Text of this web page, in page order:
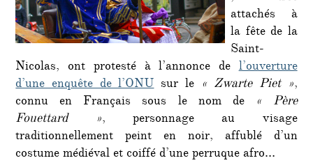
attachés à
la fête de la
Saint-
Nicolas, ont protesté à l’annonce del’ouverture
d’une enquête de l’ONUsur le« Zwarte Piet »,
connu en Français sous le nom de « Père
Fouettard », personnage au visage
traditionnellement peint en noir, affublé d’un
costume médiéval et coiffé d’une perruque afro…